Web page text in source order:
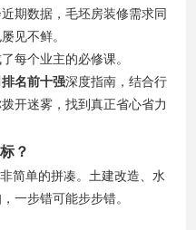
期数据，毛坯房装修需求同
见不鲜。
每个业主的必修课。
名前十强深度指南，结合行
开迷雾，找到真正省心省力
？
简单的拼凑。土建改造、水
一步错可能步步错。